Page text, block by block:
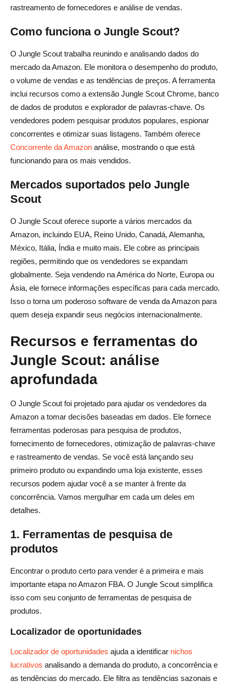
O Jungle Scout é gratuito?
O Jungle Scout oferece um teste gratuito?
do FBA?
Qual plano do Jungle Scout é melhor para mim?
rastreamento de fornecedores e análise de vendas.
Como funciona o Jungle Scout?
O Jungle Scout trabalha reunindo e analisando dados do
mercado da Amazon. Ele monitora o desempenho do produto,
o volume de vendas e as tendências de preços. A ferramenta
inclui recursos como a extensão Jungle Scout Chrome, banco
de dados de produtos e explorador de palavras-chave. Os
vendedores podem pesquisar produtos populares, espionar
concorrentes e otimizar suas listagens. Também oferece
Concorrente da Amazon análise, mostrando o que está
funcionando para os mais vendidos.
Mercados suportados pelo Jungle
Scout
O Jungle Scout oferece suporte a vários mercados da
Amazon, incluindo EUA, Reino Unido, Canadá, Alemanha,
México, Itália, Índia e muito mais. Ele cobre as principais
regiões, permitindo que os vendedores se expandam
globalmente. Seja vendendo na América do Norte, Europa ou
Ásia, ele fornece informações específicas para cada mercado.
Isso o torna um poderoso software de venda da Amazon para
quem deseja expandir seus negócios internacionalmente.
Recursos e ferramentas do
Jungle Scout: análise
aprofundada
O Jungle Scout foi projetado para ajudar os vendedores da
Amazon a tomar decisões baseadas em dados. Ele fornece
ferramentas poderosas para pesquisa de produtos,
fornecimento de fornecedores, otimização de palavras-chave
e rastreamento de vendas. Se você está lançando seu
primeiro produto ou expandindo uma loja existente, esses
recursos podem ajudar você a se manter à frente da
concorrência. Vamos mergulhar em cada um deles em
detalhes.
1. Ferramentas de pesquisa de
produtos
Encontrar o produto certo para vender é a primeira e mais
importante etapa no Amazon FBA. O Jungle Scout simplifica
isso com seu conjunto de ferramentas de pesquisa de
produtos.
Localizador de oportunidades
Localizador de oportunidades ajuda a identificar nichos
lucrativos analisando a demanda do produto, a concorrência e
as tendências do mercado. Ele filtra as tendências sazonais e